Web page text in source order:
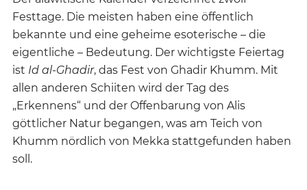
Festtage. Die meisten haben eine öffentlich
bekannte und eine geheime esoterische – die
eigentliche – Bedeutung. Der wichtigste Feiertag
ist Id al-Ghadir, das Fest von Ghadir Khumm. Mit
allen anderen Schiiten wird der Tag des
„Erkennens“ und der Offenbarung von Alis
göttlicher Natur begangen, was am Teich von
Khumm nördlich von Mekka stattgefunden haben
soll.